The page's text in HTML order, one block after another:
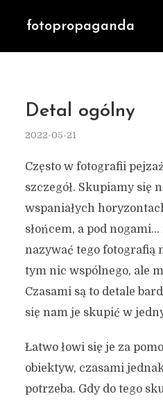
fotopropaganda
Detal ogólny
2022-05-21
Często w fotografii
szczegół. Skupiamy się
wspaniałych
słońcem, a pod
nazywać tego fotografią
tym nic wspólnego, ale
Czasami są to detale
się nam je skupić w
Łatwo łowi się je za
obiektyw, czasami
potrzeba. Gdy do tego